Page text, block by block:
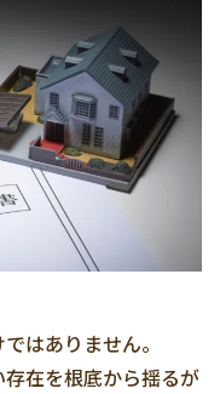
はありません。
在を根底から揺るが